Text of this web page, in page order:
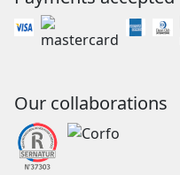
Our collaborations